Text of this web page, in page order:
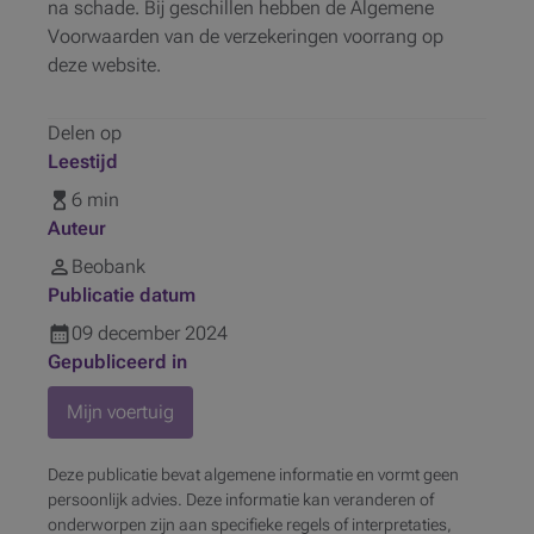
na schade. Bij geschillen hebben de Algemene
Voorwaarden van de verzekeringen voorrang op
deze website.
Delen op
Leestijd
6 min
Auteur
Beobank
Publicatie datum
09 december 2024
Gepubliceerd in
Mijn voertuig
Deze publicatie bevat algemene informatie en vormt geen
persoonlijk advies. Deze informatie kan veranderen of
onderworpen zijn aan specifieke regels of interpretaties,